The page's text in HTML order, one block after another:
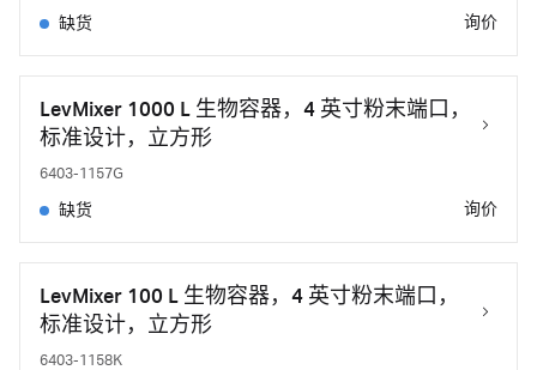
缺货 询价
LevMixer 1000 L 生物容器，4 英寸粉末端口，
标准设计，立方形
6403-1157G
缺货 询价
LevMixer 100 L 生物容器，4 英寸粉末端口，
标准设计，立方形
6403-1158K